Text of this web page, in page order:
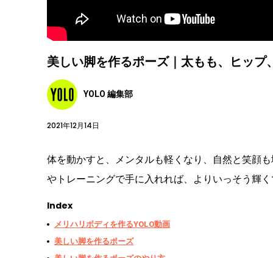
美しい脚を作るポーズ｜太もも、ヒッ
YOLO 編集部
2021年12月14日
体を動かすと、メンタルも軽くなり、自然と笑顔
やトレーニングで手に入れれば、よりいっそう輝
Index
メリハリボディを作るYOLO動画
美しい脚を作るポーズ